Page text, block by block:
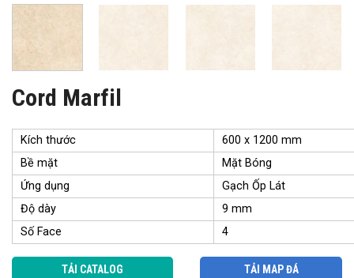
Cord Marfil
Kích thước
600 x 1200 mm
Bề mặt
Mặt Bóng
Ứng dụng
Gạch Ốp Lát
Độ dày
9 mm
Số Face
4
TẢI CATALOG TẢI MAP ĐÁ